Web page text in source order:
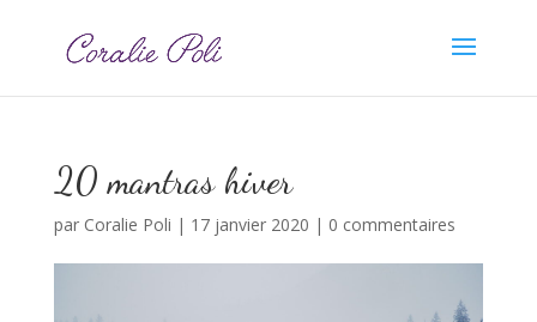
20 mantras hiver
par Coralie Poli | 17 janvier 2020 | 0 commentaires